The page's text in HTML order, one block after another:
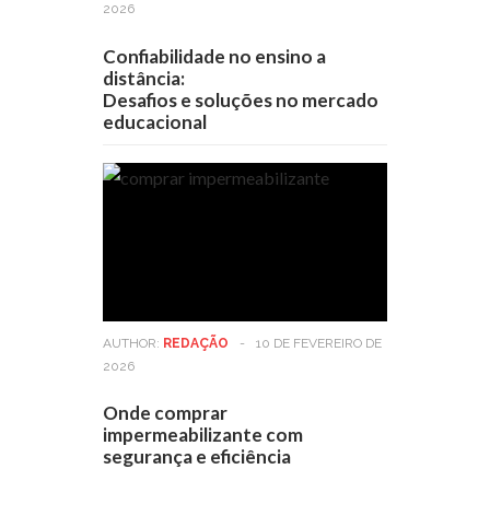
2026
Confiabilidade no ensino a
distância:
Desafios e soluções no mercado
educacional
AUTHOR: REDAÇÃO -
10 DE FEVEREIRO DE
2026
Onde comprar
impermeabilizante com
segurança e eficiência